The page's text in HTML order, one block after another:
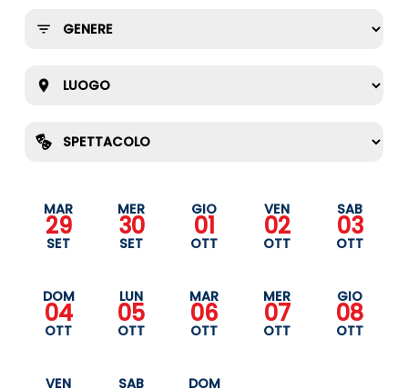
MAR
29
SET
MER
30
SET
GIO
01
OTT
VEN
02
OTT
SAB
03
OTT
DOM
04
OTT
LUN
05
OTT
MAR
06
OTT
MER
07
OTT
GIO
08
OTT
VEN SAB DOM